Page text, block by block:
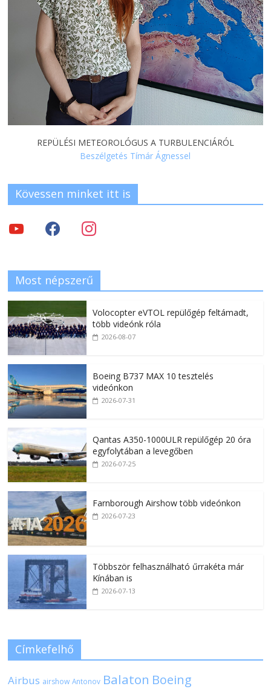
REPÜLÉSI METEOROLÓGUS A TURBULENCIÁRÓL
Beszélgetés Tímár Ágnessel
Kövessen minket itt is
Most népszerű
Volocopter eVTOL repülőgép feltámadt,
több videónk róla
2026-08-07
Boeing B737 MAX 10 tesztelés
videónkon
2026-07-31
Qantas A350-1000ULR repülőgép 20 óra
egyfolytában a levegőben
2026-07-25
Farnborough Airshow több videónkon
2026-07-23
Többször felhasználható űrrakéta már
Kínában is
2026-07-13
Címkefelhő
Airbus airshow Antonov Balaton Boeing